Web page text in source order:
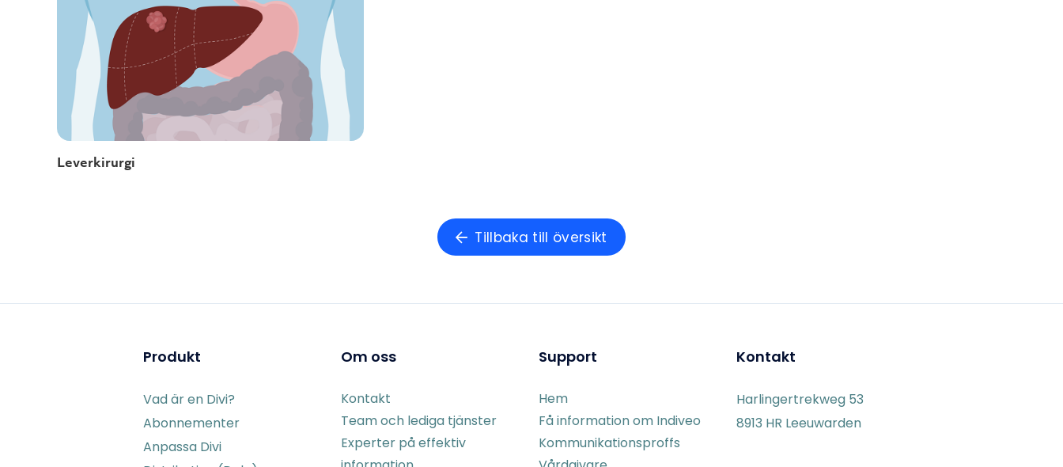
Leverkirurgi
Tillbaka till översikt
Produkt
Vad är en Divi?
Abonnementer
Anpassa Divi
Om oss
Kontakt
Team och lediga tjänster
Experter på effektiv
Support
Hem
Få information om Indiveo
Kommunikationsproffs
Kontakt
Harlingertrekweg 53
8913 HR Leeuwarden